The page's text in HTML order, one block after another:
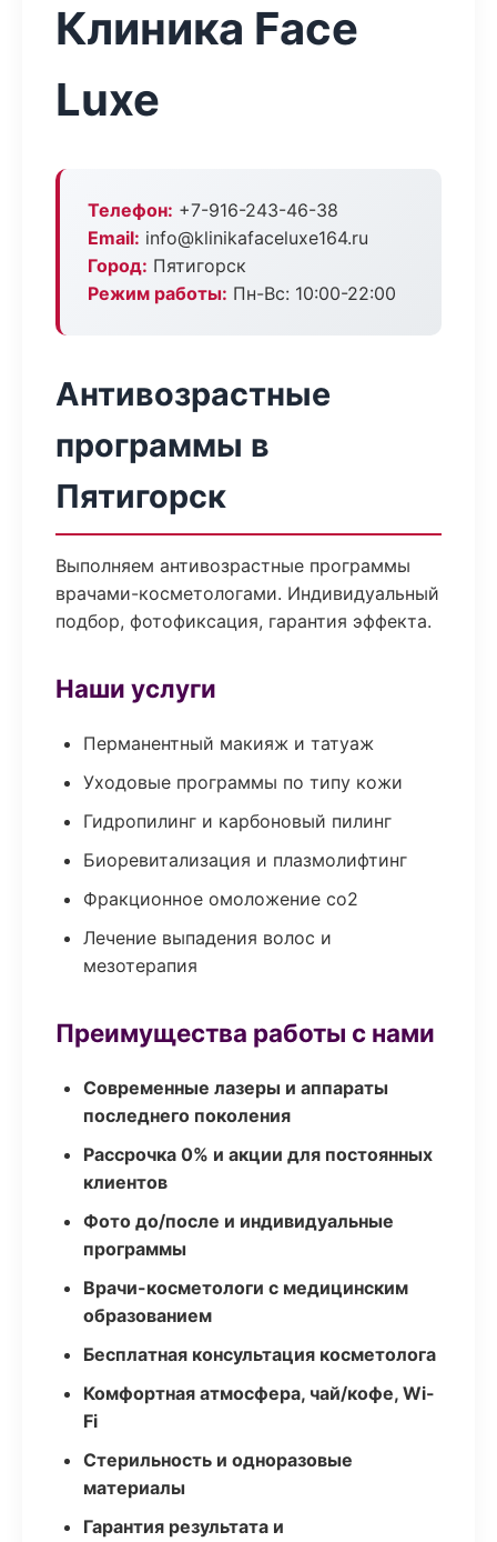
Клиника Face
Luxe
Телефон: +7-916-243-46-38
Email: info@klinikafaceluxe164.ru
Город: Пятигорск
Режим работы: Пн-Вс: 10:00-22:00
Антивозрастные
программы в
Пятигорск
Выполняем антивозрастные программы
врачами-косметологами. Индивидуальный
подбор, фотофиксация, гарантия эффекта.
Наши услуги
Перманентный макияж и татуаж
Уходовые программы по типу кожи
Гидропилинг и карбоновый пилинг
Биоревитализация и плазмолифтинг
Фракционное омоложение co2
Лечение выпадения волос и
мезотерапия
Преимущества работы с нами
Современные лазеры и аппараты
последнего поколения
Рассрочка 0% и акции для постоянных
клиентов
Фото до/после и индивидуальные
программы
Врачи-косметологи с медицинским
образованием
Бесплатная консультация косметолога
Комфортная атмосфера, чай/кофе, Wi-
Fi
Стерильность и одноразовые
материалы
Гарантия результата и